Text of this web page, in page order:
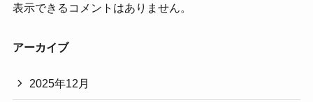
表示できるコメントはありません。
アーカイブ
2025年12月